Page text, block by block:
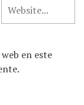
en este